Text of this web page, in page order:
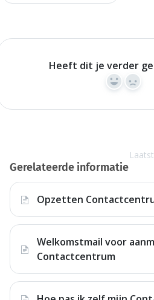
Heeft dit je verder
Yes No
Gerelateerde informatie
Opzetten
Welkomstmail voor
Contactcentrum